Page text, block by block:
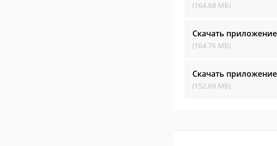
(164.68 МБ)
Скачать
(164.76 МБ)
Скачать
(152.69 МБ)